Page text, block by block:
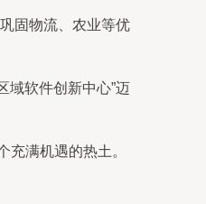
固物流、农业等优
域软件创新中心”迈
满机遇的热土。